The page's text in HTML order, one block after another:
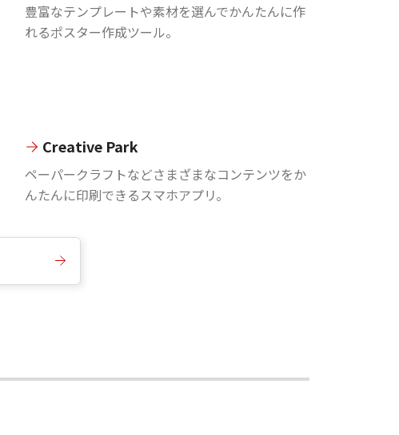
豊富なテンプレートや素材を選んでかんたんに作
れるポスター作成ツール。
Creative Park
ペーパークラフトなどさまざまなコンテンツをか
んたんに印刷できるスマホアプリ。